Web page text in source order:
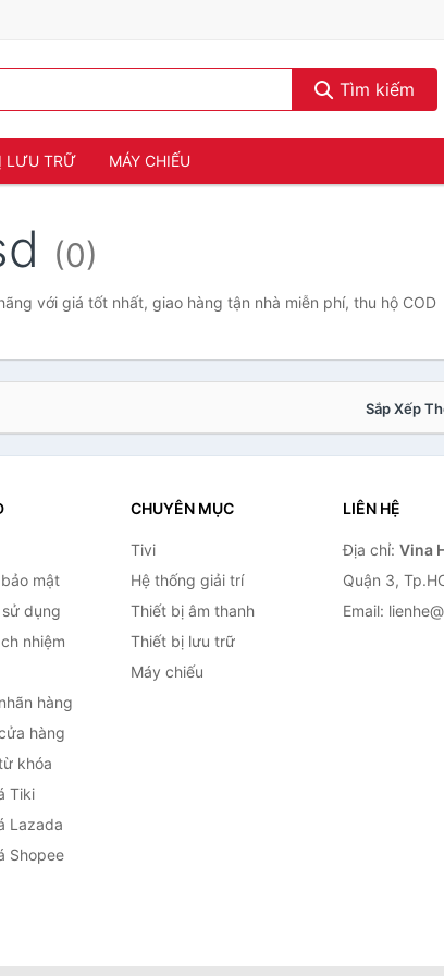
Tìm kiếm
LƯU TRỮ MÁY CHIẾU
(0)
với giá tốt nhất, giao hàng tận nhà miễn phí, thu hộ COD
Sắp Xếp
mật
dụng
nhiệm
hàng
hàng
khóa
Tiki
Lazada
Shopee
CHUYÊN MỤC
Tivi
Hệ thống giải trí
Thiết bị âm thanh
Thiết bị lưu trữ
Máy chiếu
LIÊN HỆ
Địa chỉ: Vina
Quận 3,
Email: